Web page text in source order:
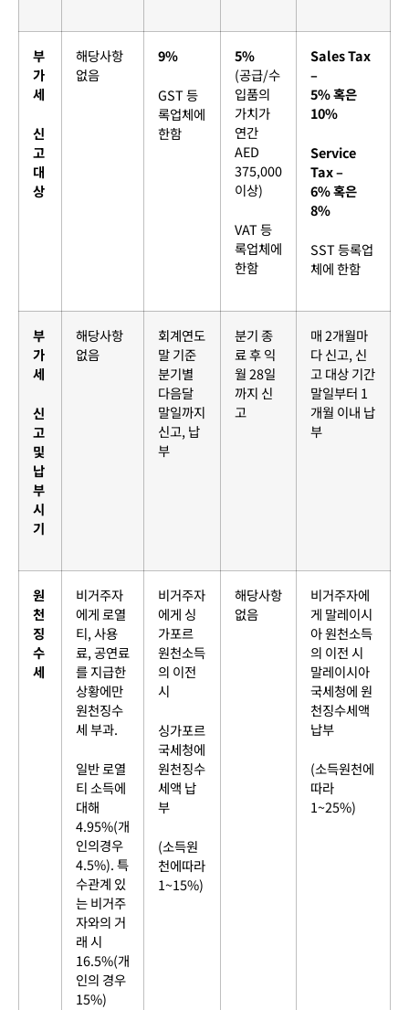
부
가
세
신
고
대
상
해당사항
없음
9%
GST 등
록업체에
한함
5%
(공급/수
입품의
가치가
연간
AED
375,000
이상)
VAT 등
록업체에
한함
Sales Tax
–
5% 혹은
10%
Service
Tax –
6% 혹은
8%
SST 등록업
체에 한함
부
가
세
신
고
및
납
부
시
기
해당사항
없음
회계연도
말 기준
분기별
다음달
말일까지
신고, 납
부
분기 종
료 후 익
월 28일
까지 신
고
매 2개월마
다 신고, 신
고 대상 기간
말일부터 1
개월 이내 납
부
원
천
징
수
세
비거주자
에게 로열
티, 사용
료, 공연료
를 지급한
상황에만
원천징수
세 부과.
일반 로열
티 소득에
대해
4.95%(개
인의경우
4.5%). 특
수관계 있
는 비거주
자와의 거
래 시
16.5%(개
인의 경우
15%)
비거주자
에게 싱
가포르
원천소득
의 이전
시
싱가포르
국세청에
원천징수
세액 납
부
(소득원
천에따라
1~15%)
해당사항
없음
비거주자에
게 말레이시
아 원천소득
의 이전 시
말레이시아
국세청에 원
천징수세액
납부
(소득원천에
따라
1~25%)